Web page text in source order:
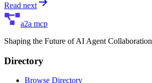
Read next
a2a mcp
Shaping the Future of AI Agent Collaboration
Directory
Browse Directory